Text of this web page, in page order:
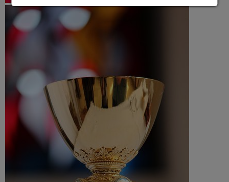
Details anzeigen
Impressum